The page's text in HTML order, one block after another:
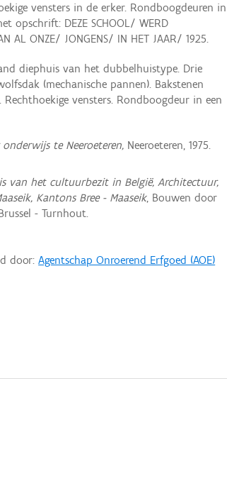
vensters in de erker. Rondboogdeuren in
opschrift: DEZE SCHOOL/ WERD
AL ONZE/ JONGENS/ IN HET JAAR/ 1925.
diephuis van het dubbelhuistype. Drie
(mechanische pannen). Bakstenen
vensters. Rondboogdeur in een
te Neeroeteren,Neeroeteren, 1975.
van het cultuurbezit in België, Architectuur,
Kantons Bree - Maaseik, Bouwen door
- Turnhout.
door:Agentschap Onroerend Erfgoed (AOE)